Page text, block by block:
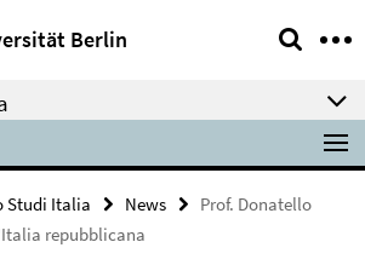
Berlin
Studi Italia News
Prof. Donatello
repubblicana